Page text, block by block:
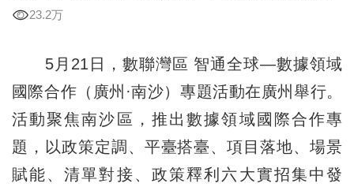
23.2万
5月21日，數聯灣區 智通全球—數據領域
國際合作（廣州·南沙）專題活動在廣州舉行。
活動聚焦南沙區，推出數據領域國際合作專
題，以政策定調、平臺搭臺、項目落地、場景
賦能、清單對接、政策釋利六大實招集中發